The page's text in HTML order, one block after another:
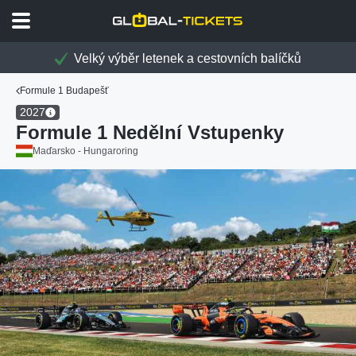
Velký výběr letenek a cestovních balíčků
Formule 1 Budapešť
2027
Formule 1 Nedělní Vstupenky
Maďarsko - Hungaroring